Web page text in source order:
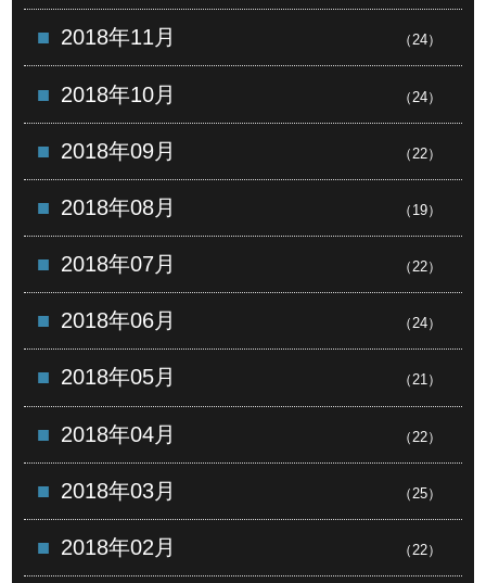
2018年11月 （24）
2018年10月 （24）
2018年09月 （22）
2018年08月 （19）
2018年07月 （22）
2018年06月 （24）
2018年05月 （21）
2018年04月 （22）
2018年03月 （25）
2018年02月 （22）